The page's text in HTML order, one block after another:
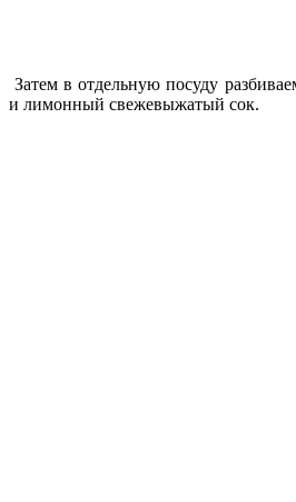
Затем в отдельную посуду
и лимонный свежевыжатый сок.